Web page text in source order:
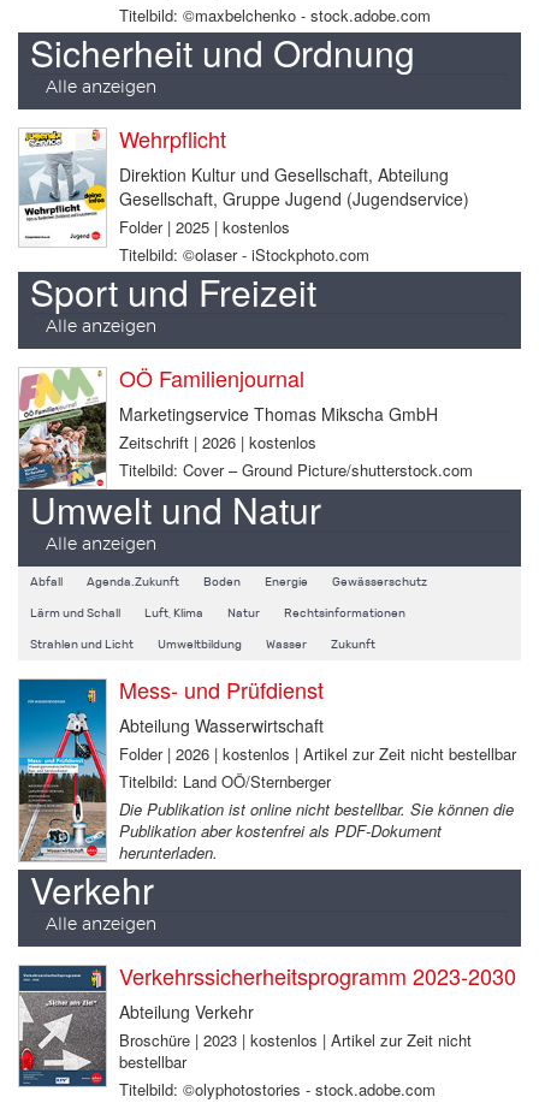
Titelbild: ©maxbelchenko - stock.adobe.com
Sicherheit und Ordnung
Alle anzeigen
Wehrpflicht
Direktion Kultur und Gesellschaft, Abteilung
Gesellschaft, Gruppe Jugend (Jugendservice)
Folder | 2025 | kostenlos
Titelbild: ©olaser - iStockphoto.com
Sport und Freizeit
Alle anzeigen
OÖ Familienjournal
Marketingservice Thomas Mikscha GmbH
Zeitschrift | 2026 | kostenlos
Titelbild: Cover – Ground Picture/shutterstock.com
Umwelt und Natur
Alle anzeigen
Abfall Agenda.Zukunft Boden Energie Gewässerschutz
Lärm und Schall Luft, Klima Natur Rechtsinformationen
Strahlen und Licht Umweltbildung Wasser Zukunft
Mess- und Prüfdienst
Abteilung Wasserwirtschaft
Folder | 2026 | kostenlos | Artikel zur Zeit nicht bestellbar
Titelbild: Land OÖ/Sternberger
Die Publikation ist online nicht bestellbar. Sie können die
Publikation aber kostenfrei als PDF-Dokument
herunterladen.
Verkehr
Alle anzeigen
Verkehrssicherheitsprogramm 2023-2030
Abteilung Verkehr
Broschüre | 2023 | kostenlos | Artikel zur Zeit nicht
bestellbar
Titelbild: ©olyphotostories - stock.adobe.com